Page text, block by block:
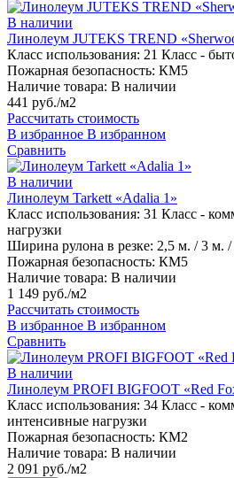
В наличии
Линолеум JUTEKS TREND
Класс использования: 21 Класс -
Пожарная безопасность: КМ5
Наличие товара: В наличии
441 руб./м2
Рассчитать стоимость
В избранное В избранном
Сравнить
В наличии
Линолеум Tarkett «Adalia 1»
Класс использования: 31 Класс -
нагрузки
Ширина рулона в резке: 2,5 м. / 3 м.
Пожарная безопасность: КМ5
Наличие товара: В наличии
1 149 руб./м2
Рассчитать стоимость
В избранное В избранном
Сравнить
В наличии
Линолеум PROFI BIGFOOT «Red
Класс использования: 34 Класс -
интенсивные нагрузки
Пожарная безопасность: КМ2
Наличие товара: В наличии
2 091 руб./м2